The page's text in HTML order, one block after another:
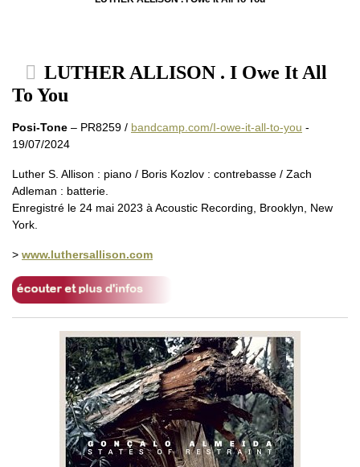
LUTHER ALLISON . I Owe It All
To You
Posi-Tone – PR8259 / bandcamp.com/I-owe-it-all-to-you -
19/07/2024
Luther S. Allison : piano / Boris Kozlov : contrebasse / Zach
Adleman : batterie.
Enregistré le 24 mai 2023 à Acoustic Recording, Brooklyn, New
York.
> www.luthersallison.com